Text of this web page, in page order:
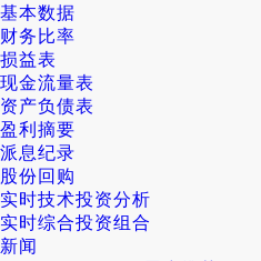
基本数据
财务比率
损益表
现金流量表
资产负债表
盈利摘要
派息纪录
股份回购
实时技术投资分析
实时综合投资组合
新闻